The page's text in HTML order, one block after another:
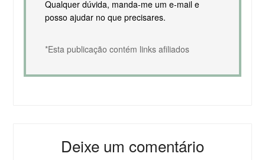
Qualquer dúvida, manda-me um e-mail e
posso ajudar no que precisares.
*Esta publicação contém links afiliados
Deixe um comentário